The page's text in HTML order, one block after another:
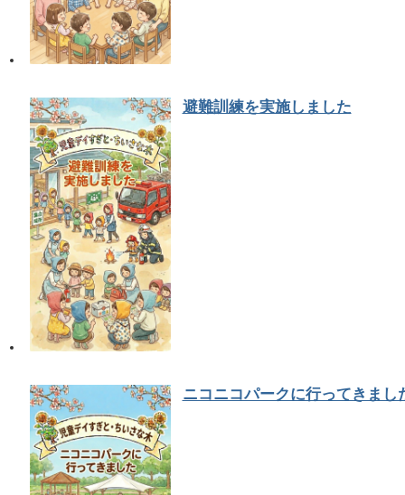
避難訓練を実施しました
ニコニコパークに行ってきまし